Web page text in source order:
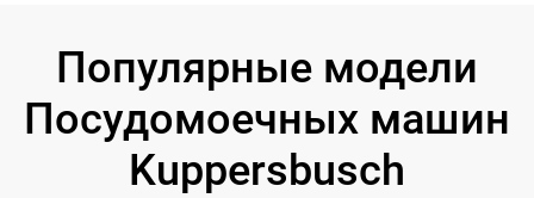
Популярные модели
Посудомоечных машин
Kuppersbusch